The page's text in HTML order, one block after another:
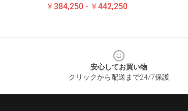
￥384,250 - ￥442,250
安心してお買い物
クリックから配送まで24/7保護